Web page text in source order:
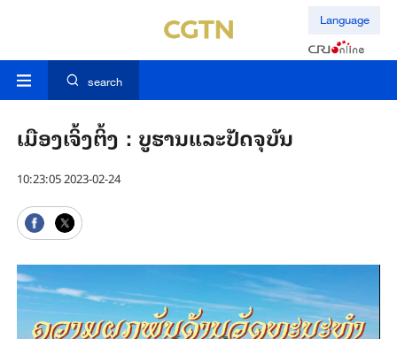
Language
search
ເມືອງເຈິ້ງຕິ້ງ：ບູຮານແລະປັດຈຸບັນ
10:23:05 2023-02-24